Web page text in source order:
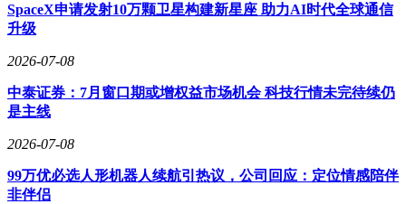
SpaceX申请发射10万颗卫星构建新星座 助力AI时代全球通信
升级
2026-07-08
中泰证券：7月窗口期或增权益市场机会 科技行情未完待续仍
是主线
2026-07-08
99万优必选人形机器人续航引热议，公司回应：定位情感陪伴
非伴侣